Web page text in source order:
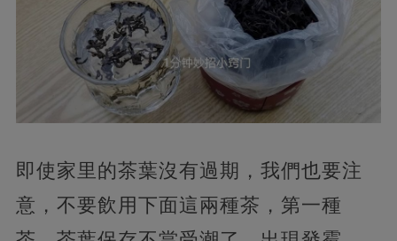
即使家里的茶葉沒有過期，我們也要注
意，不要飲用下面這兩種茶，第一種